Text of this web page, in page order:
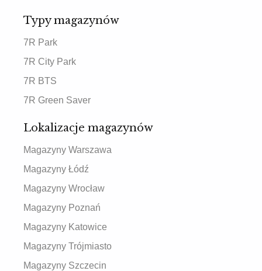
Typy magazynów
7R Park
7R City Park
7R BTS
7R Green Saver
Lokalizacje magazynów
Magazyny Warszawa
Magazyny Łódź
Magazyny Wrocław
Magazyny Poznań
Magazyny Katowice
Magazyny Trójmiasto
Magazyny Szczecin